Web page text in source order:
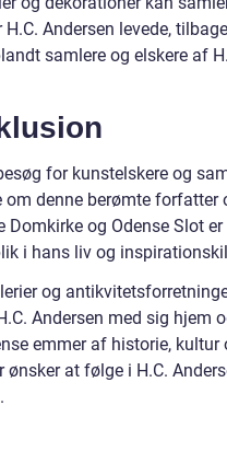
Andersen levede,
samlere og elskere af
for kunstelskere og
denne berømte forfatter
Domkirke og Odense Slot er
i hans liv og
og
Andersen med sig hjem
emmer af historie, kultur
at følge i H.C.